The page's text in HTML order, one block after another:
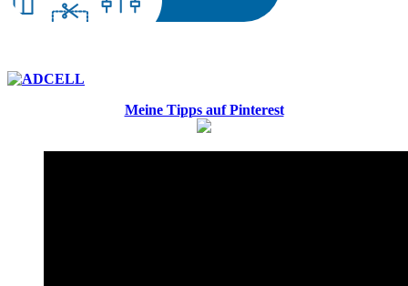
Meine Tipps auf Pinterest